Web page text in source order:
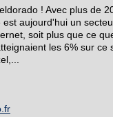
! Avec plus de
est aujourd'hui un
soit plus que ce
les 6% sur ce